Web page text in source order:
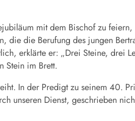
mit dem Bischof zu
die Berufung des jungen
erklärte er: „Drei Steine, drei
Stein im Brett.
In der Predigt zu seinem 40.
unseren Dienst, geschrieben